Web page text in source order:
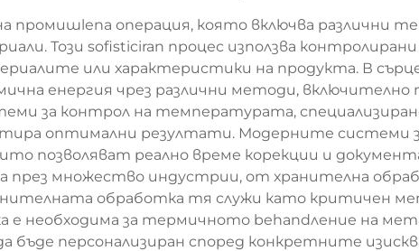
промишlena операция, която включва различни
Този sofisticiran процес използва
или характеристики на продукта. В
енергия чрез различни методи, включително
за контрол на температурата,
оптимални резултати. Модерните
позволяват реално време корекции и
през множество индустрии, от хранителна
обработка тя служи като критичен
необходима за термичното behandление на
бъде персонализиран според конкретните